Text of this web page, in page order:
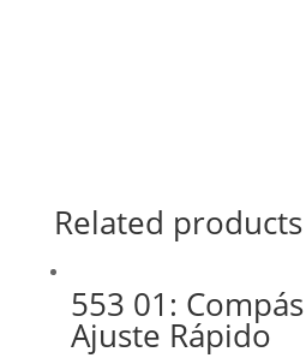
Related products
553 01:
Ajuste Rápido